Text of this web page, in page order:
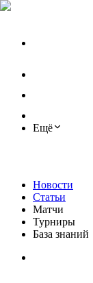
Ещё
Новости
Статьи
Матчи
Турниры
База знаний